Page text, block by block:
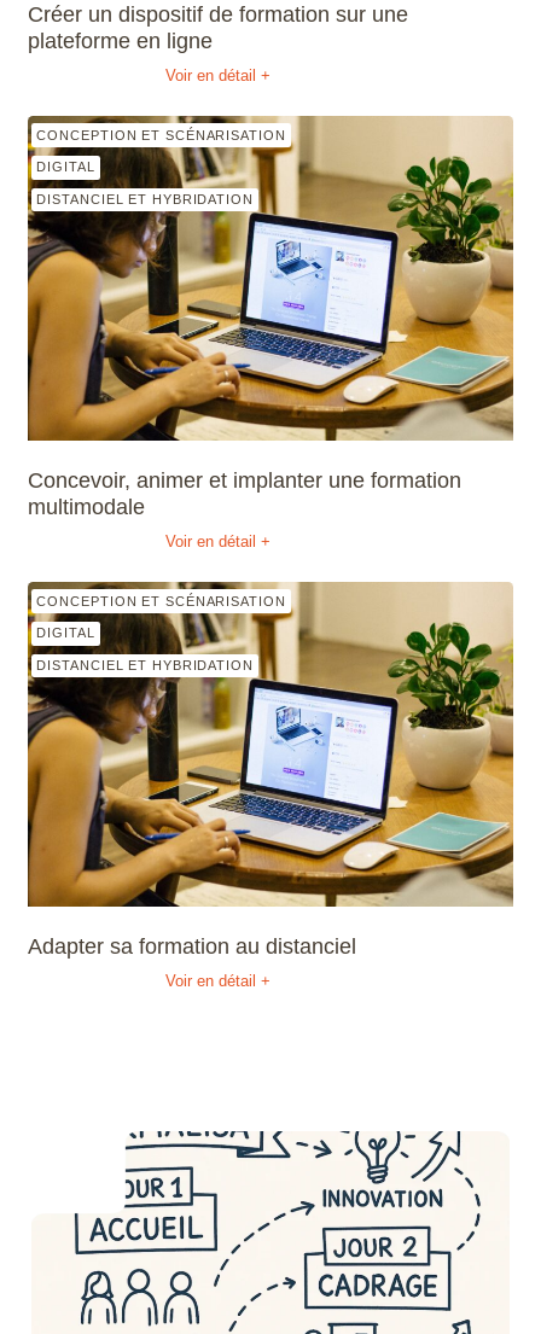
Créer un dispositif de formation sur une
plateforme en ligne
Voir en détail +
CONCEPTION ET SCÉNARISATION
DIGITAL
DISTANCIEL ET HYBRIDATION
Concevoir, animer et implanter une formation
multimodale
Voir en détail +
CONCEPTION ET SCÉNARISATION
DIGITAL
DISTANCIEL ET HYBRIDATION
Adapter sa formation au distanciel
Voir en détail +